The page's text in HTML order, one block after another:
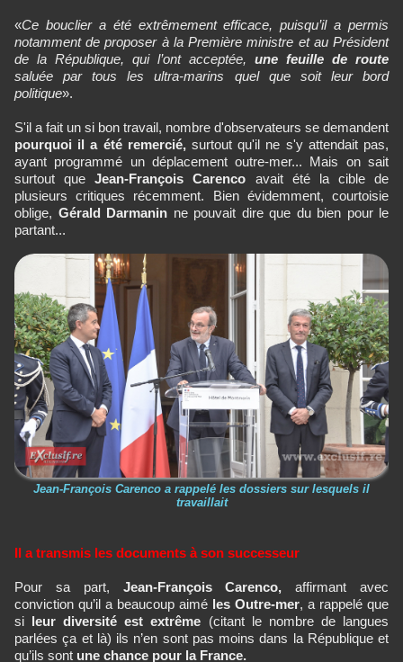
«Ce bouclier a été extrêmement efficace, puisqu’il a permis
notamment de proposer à la Première ministre et au Président
de la République, qui l’ont acceptée, une feuille de route
saluée par tous les ultra-marins quel que soit leur bord
politique».
S'il a fait un si bon travail, nombre d'observateurs se demandent
pourquoi il a été remercié,surtout qu'il ne s'y attendait pas,
ayant programmé un déplacement outre-mer... Mais on sait
surtout que Jean-François Carenco avait été la cible de
plusieurs critiques récemment. Bien évidemment, courtoisie
oblige, Gérald Darmanin ne pouvait dire que du bien pour le
partant...
Jean-François Carenco a rappelé les dossiers sur lesquels il
travaillait
Il a transmis les documents à son successeur
Pour sa part, Jean-François Carenco, affirmant avec
conviction qu’il a beaucoup aimé les Outre-mer, a rappelé que
si leur diversité est extrême (citant le nombre de langues
parlées ça et là) ils n’en sont pas moins dans la République et
qu’ils sont une chance pour la France.